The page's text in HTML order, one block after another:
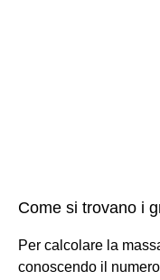
Come si trovano i
Per calcolare la
conoscendo il